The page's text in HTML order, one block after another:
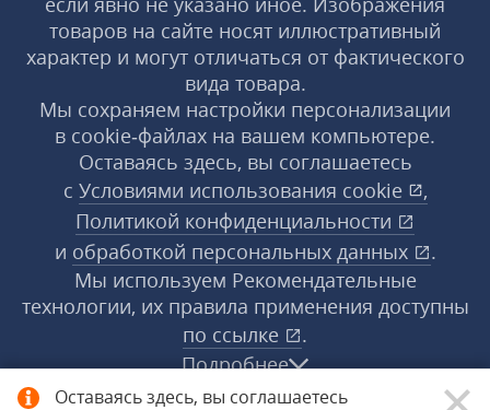
Оставаясь здесь, вы соглашаетесь
товаров на сайте носят иллюстративный
характер и могут отличаться от фактического
вида товара.
Мы сохраняем настройки персонализации
в cookie‑файлах на вашем компьютере.
Оставаясь здесь, вы соглашаетесь
с Условиями использования cookie
,
Политикой конфиденциальности
и обработкой персональных данных
.
Мы используем Рекомендательные
технологии, их правила применения доступны
по ссылке
.
Подробнее